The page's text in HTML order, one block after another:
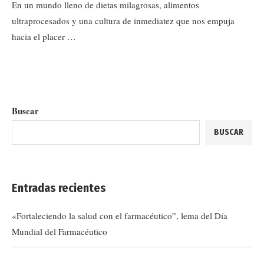
En un mundo lleno de dietas milagrosas, alimentos
ultraprocesados y una cultura de inmediatez que nos empuja
hacia el placer …
Buscar
BUSCAR
Entradas recientes
«Fortaleciendo la salud con el farmacéutico”, lema del Día
Mundial del Farmacéutico